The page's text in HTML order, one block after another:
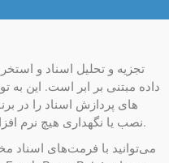
داده مبتنی بر ابر است. این به
های پردازش اسناد را در
نصب یا نگهداری هیچ نرم افزار یا زیرساختی، گردش کار انجام شود.